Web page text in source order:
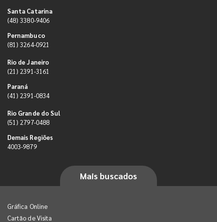
Santa Catarina
(48) 3380-9406
Pernambuco
(81) 3264-0921
Rio de Janeiro
(21) 2391-3161
Paraná
(41) 2391-0834
Rio Grande do Sul
(51) 2797-0488
Demais Regiões
4003-9879
Mais buscados
Gráfica Online
Cartão de Visita